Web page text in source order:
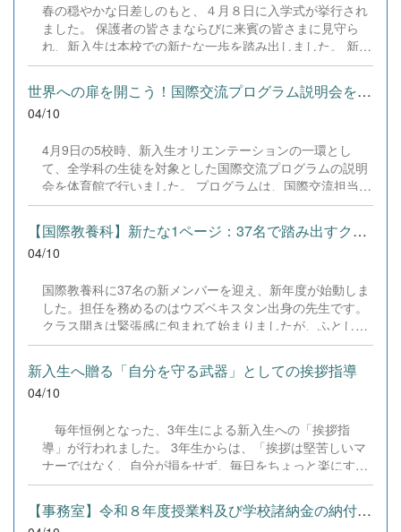
春の穏やかな日差しのもと、４月８日に入学式が挙行され
ました。 保護者の皆さまならびに来賓の皆さまに見守ら
れ、新入生は本校での新たな一歩を踏み出しました。 新し
い制服に身を包み、緊張した面持ちの中にも、高校生活へ
の期待と希望を胸にした姿が印象的でした。 今後の成長と
活躍を、教職員一同、心より願うとともに、日々の教育活
動を通して支えてまいります。
世界への扉を開こう！国際交流プログラム説明会を開催
04/10
4月9日の5校時、新入生オリエンテーションの一環とし
て、全学科の生徒を対象とした国際交流プログラムの説明
会を体育館で行いました。 プログラムは、国際交流担当教
員による「Hello!」という元気な挨拶からスタート。最初
は控えめだった生徒たちも、2度目の呼びかけには力強い
「Hello!」で応えてくれ、会場は一気に活気づきました。
本校は学科を問わず海外研修などのプログラムが充実して
後の長い人生の価値観を大きく変える力を持っています。
少子高齢化が進み、外国の方との共生が当たり前となるこ
れからの社会。多文化を尊重し、どこでも力強く歩んでい
ける人になってほしい――そんな願いを込め、「今しかで
きない経験」の大切さを伝えました。
【国際教養科】新たな1ページ：37名で踏み出すクラス開き
04/10
国際教養科に37名の新メンバーを迎え、新年度が始動しま
した。担任を務めるのはウズベキスタン出身の先生です。
クラス開きは緊張感に包まれて始まりましたが、ふとした
瞬間に笑い声が響き、教養科らしい豊かな表情が見え隠れ
する時間となりました。LHRの英語自己紹介では一気にな
ごやかな雰囲気が広がり、国際色豊かな「教養科らしさ」
の第一歩を刻みました。 入学式で校長先生が仰った「お互
仲間として、多様性を認め合い人としても大きく成長して
ほしいと願っています。
新入生へ贈る「自分を守る武器」としての挨拶指導
04/10
毎年恒例となった、3年生による新入生への「挨拶指
導」が行われました。 3年生からは、「挨拶は堅苦しいマ
ナーではなく、自分が損をせず、毎日をちょっと楽にする
ための武器である」という実用的なアドバイスが送られま
した。新入生たちは、どこへ行っても通用する挨拶を日常
で自然に実践できるよう、真剣に学んでいました。 後輩へ
【事務室】令和８年度授業料及び学校諸納金の納付について